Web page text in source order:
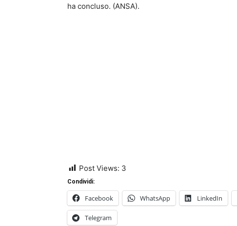
ha concluso. (ANSA).
Post Views: 3
Condividi:
Facebook WhatsApp LinkedIn
Telegram